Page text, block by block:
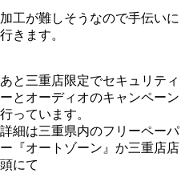
加工が難しそうなので手伝いに
行きます。
あと三重店限定でセキュリティ
ーとオーディオのキャンペーン
行っています。
詳細は三重県内のフリーペーパ
ー『オートゾーン』か三重店店
頭にて